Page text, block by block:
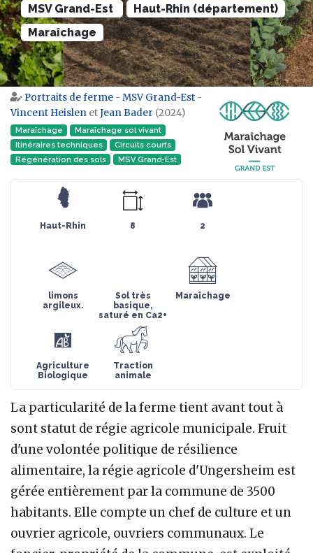
MSV Grand-Est
Haut-Rhin (département)
Maraîchage
Aller à :navigation,rechercher
Portraits de ferme - MSV Grand-Est -
Vincent Heislen etJean Bader (2024)
Maraîchage
Maraîchage sol vivant
Itinéraires techniques
Circuits courts
Régénération des sols
MSV Grand-Est
Haut-Rhin 8 2
limons
argileux.
Sol très
basique,
saturé en Ca2+
Maraîchage
Agriculture
Biologique
Traction
animale
La particularité de la ferme tient avant tout à
sont statut de régie agricole municipale. Fruit
d'une volontée politique de résilience
alimentaire, la régie agricole d'Ungersheim est
gérée entièrement par la commune de 3500
habitants. Elle compte un chef de culture et un
ouvrier agricole, ouvriers communaux. Le